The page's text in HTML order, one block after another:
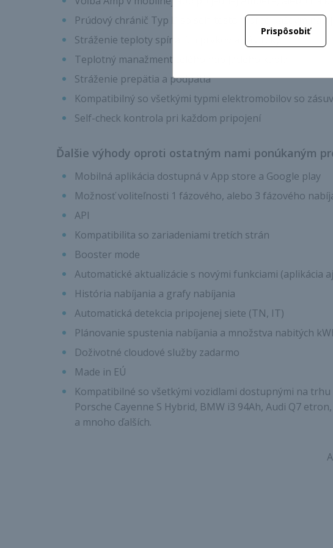
Prúdový chránič Typ B so self-testom pred každým
Stráženie teploty spínacích prvkov a zástrčky
Teplotný manažment celého nabíjacieho kábla
Stráženie prepätia a podpätia
Kompatibilný so všetkými typmi elektromobilov so
Self-check kontrola pri každom pripojení
Ďalšie výhody oproti ostatným nami ponúkaným
Mobilná aplikácia dostupná v App store a Google play
Možnosť voliteľnosti 1 fázového, alebo 3 fázového
API
Kompatibilita so zariadeniami tretích strán
Booster mode
Automatické aktualizácie s novými funkciami (aplikácia
História nabíjania a grafy nabíjania
Automatická detekcia pripojenej siete (TN, IT)
Plánovanie spustenia nabíjania a množstva nabitých
Doživotné cloudové služby zadarmo
Made in EÚ
Kompatibilné so všetkými vozidlami dostupnými na trhu
Porsche Cayenne S Hybrid, BMW i3 94Ah, Audi Q7
a mnoho ďalších.
Prispôsobiť